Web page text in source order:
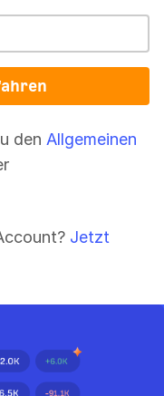
den Allgemeinen
Jetzt